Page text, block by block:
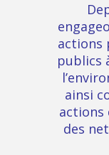
actions
publics
ainsi
actions
des